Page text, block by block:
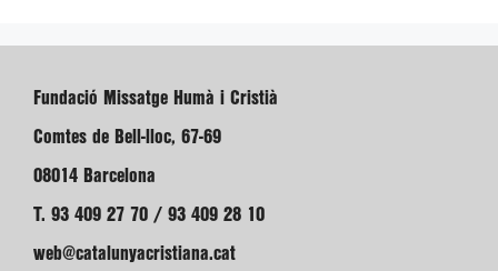
Fundació Missatge Humà i Cristià
Comtes de Bell-lloc, 67-69
08014 Barcelona
T. 93 409 27 70 / 93 409 28 10
web@catalunyacristiana.cat